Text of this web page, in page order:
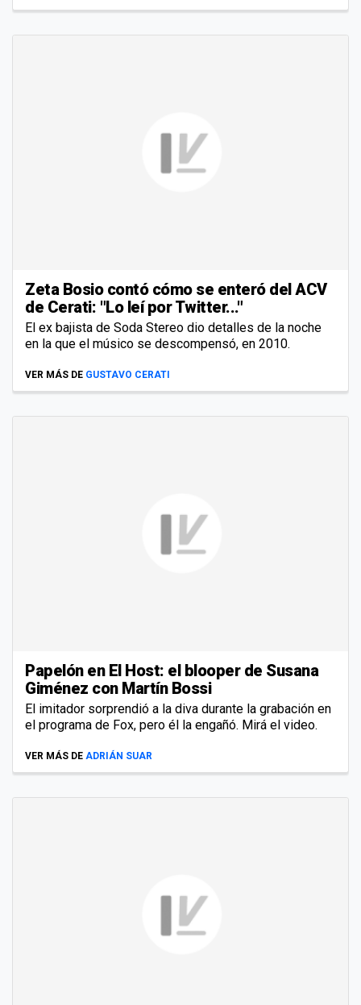
Zeta Bosio contó cómo se enteró del ACV
de Cerati: "Lo leí por Twitter..."
El ex bajista de Soda Stereo dio detalles de la noche
en la que el músico se descompensó, en 2010.
VER MÁS DE GUSTAVO CERATI
Papelón en El Host: el blooper de Susana
Giménez con Martín Bossi
El imitador sorprendió a la diva durante la grabación en
el programa de Fox, pero él la engañó. Mirá el video.
VER MÁS DE ADRIÁN SUAR